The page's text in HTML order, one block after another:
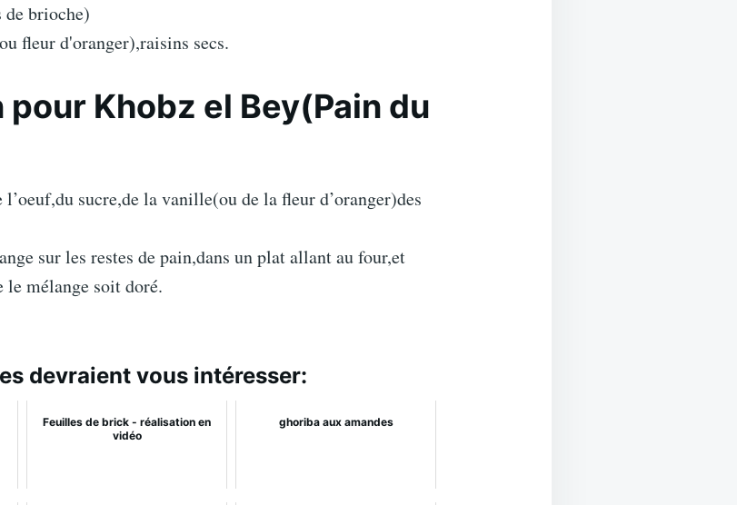
de brioche)
fleur d'oranger),raisins secs.
Khobz el Bey(Pain du
sucre,de la vanille(ou de la fleur d’oranger)des
sur les restes de pain,dans un plat allant au four,et
le mélange soit doré.
devraient vous intéresser:
Feuilles de brick - réalisation en
vidéo
ghoriba aux amandes